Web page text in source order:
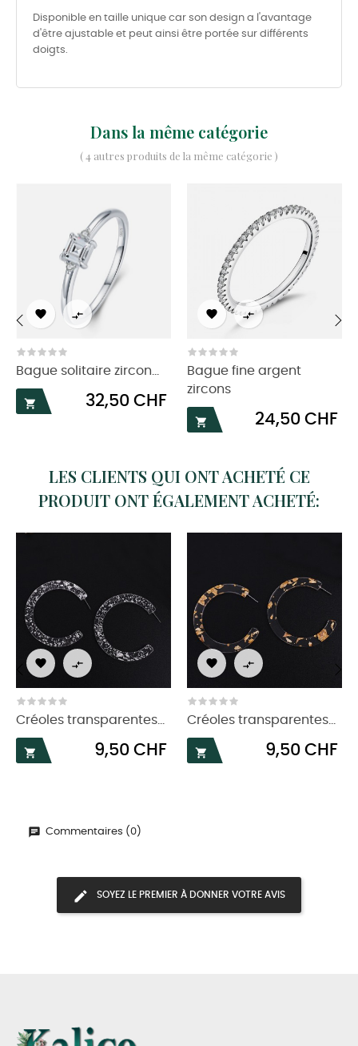
Disponible en taille unique car son design a l'avantage
d'être ajustable et peut ainsi être portée sur différents
doigts.
Dans la même catégorie
( 4 autres produits de la même catégorie )
 
Bague solitaire zircon...

Prix
32,50 CHF
 
Bague fine argent
zircons

Prix
24,50 CHF
‹
LES CLIENTS QUI ONT ACHETÉ CE
PRODUIT ONT ÉGALEMENT ACHETÉ:
 
Créoles transparentes...

Prix
9,50 CHF
 
Créoles transparentes...

Prix
9,50 CHF
‹
Commentaires (0)
SOYEZ LE PREMIER À DONNER VOTRE AVIS